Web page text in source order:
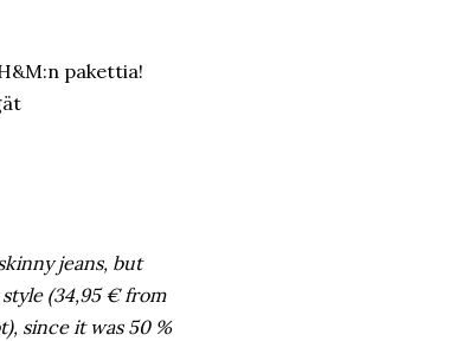
pakettia!
jeans, but
(34,95 € from
since it was 50 %